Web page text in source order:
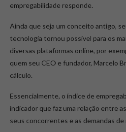
empregabilidade responde.
Ainda que seja um conceito antigo,
tecnologia tornou possível para os
diversas plataformas online, por
quem seu CEO e fundador, Marcelo
cálculo.
Essencialmente, o índice de
indicador que faz uma relação entre as
seus concorrentes e as demandas de